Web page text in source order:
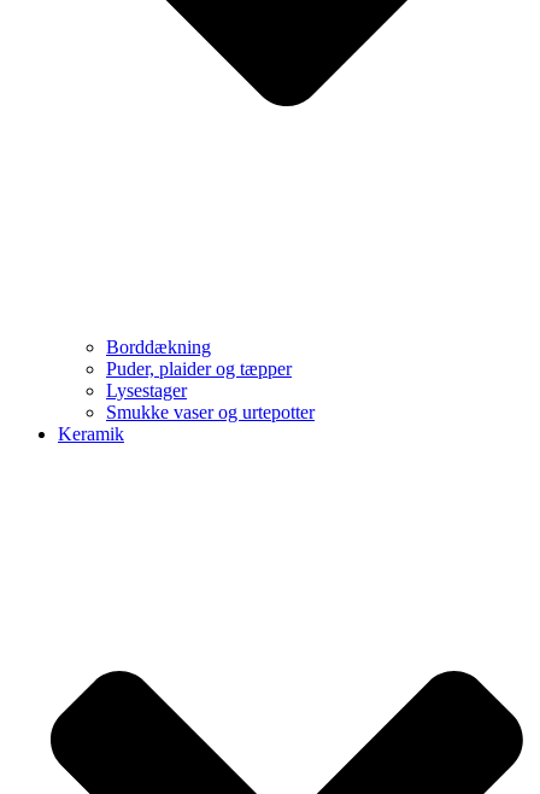
Borddækning
Puder, plaider og tæpper
Lysestager
Smukke vaser og urtepotter
Keramik